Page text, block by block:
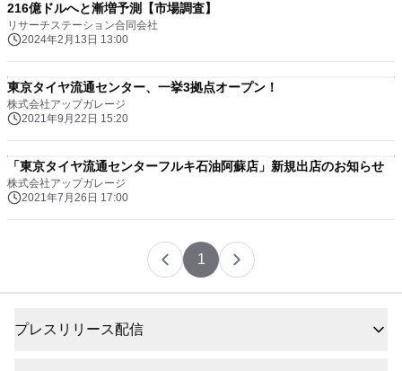
216億ドルへと漸増予測【市場調査】
リサーチステーション合同会社
2024年2月13日 13:00
東京タイヤ流通センター、一挙3拠点オープン！
株式会社アップガレージ
2021年9月22日 15:20
「東京タイヤ流通センターフルキ石油阿蘇店」新規出店のお知らせ
株式会社アップガレージ
2021年7月26日 17:00
1
プレスリリース配信